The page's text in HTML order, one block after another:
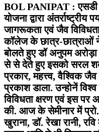
BOL PANIPAT : एसडी
योजना द्वारा अंतर्राष्ट्रीय
जागरूकता एवं जैव
कॉलेज के छात्र-छात्राओं ने
बोलते हुए डॉ अनुपम अरोड़ा
से से देते हुए इसको सरल
प्रकार, महत्त्व, वैश्विक
प्रकाश डाला. उन्होनें
विविधता क्षरण एवं इस पर
की. आज के सेमीनार में
खुराना, डॉ. रेखा रानी,